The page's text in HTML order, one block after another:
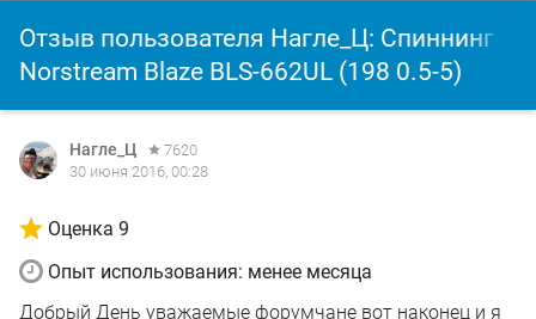
Отзыв пользователя Нагле_Ц: Спиннинг
Norstream Blaze BLS-662UL (198 0.5-5)
Нагле_Ц
7620
30 июня 2016, 00:28
Оценка 9
Опыт использования: менее месяца
Добрый День уважаемые форумчане вот наконец и я